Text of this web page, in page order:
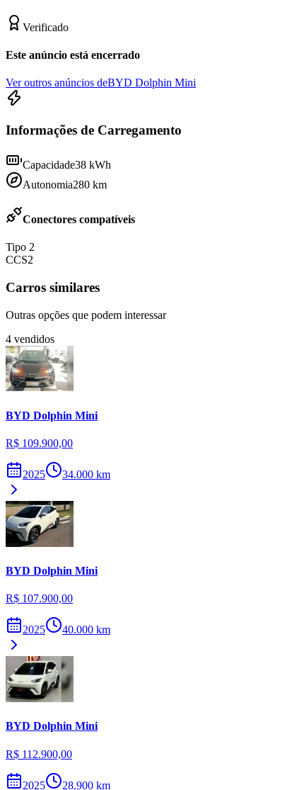
Verificado
Este anúncio está encerrado
Ver outros anúncios deBYD Dolphin Mini
Informações de Carregamento
Capacidade38 kWh
Autonomia280 km
Conectores compatíveis
Tipo 2
CCS2
Carros similares
Outras opções que podem interessar
4 vendidos
BYD Dolphin Mini
R$ 109.900,00
2025 34.000 km
BYD Dolphin Mini
R$ 107.900,00
2025 40.000 km
BYD Dolphin Mini
R$ 112.900,00
2025 28.900 km